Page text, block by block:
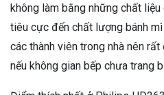
không làm bằng những chất
tiêu cực đến chất lượng bánh
các thành viên trong nhà nên
nếu không gian bếp chưa trang